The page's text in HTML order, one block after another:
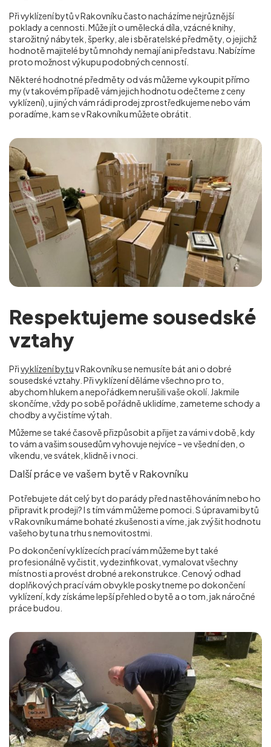
Při vyklízení bytů v Rakovníku často nacházíme nejrůznější
poklady a cennosti. Může jít o umělecká díla, vzácné knihy,
starožitný nábytek, šperky, ale i sběratelské předměty, o jejichž
hodnotě majitelé bytů mnohdy nemají ani představu. Nabízíme
proto možnost výkupu podobných cenností.
Některé hodnotné předměty od vás můžeme vykoupit přímo
my (v takovém případě vám jejich hodnotu odečteme z ceny
vyklízení), u jiných vám rádi prodej zprostředkujeme nebo vám
poradíme, kam sev Rakovníkumůžete obrátit.
Respektujeme sousedské
vztahy
Přivyklízení bytuv Rakovníku se nemusíte bát ani o dobré
sousedské vztahy. Při vyklízení děláme všechno pro to,
abychom hlukem a nepořádkem nerušili vaše okolí. Jakmile
skončíme, vždy po sobě pořádně uklidíme, zameteme schody a
chodby a vyčistíme výtah.
Můžeme se také časově přizpůsobit a přijet za vámi v době, kdy
to vám a vašim sousedům vyhovuje nejvíce – ve všední den, o
víkendu, ve svátek, klidně i v noci.
Další práce ve vašem bytě v Rakovníku
Potřebujete dát celý byt do parády před nastěhováním nebo ho
připravit k prodeji? I s tím vám můžeme pomoci. S úpravami bytů
v Rakovníku máme bohaté zkušenosti a víme, jak zvýšit hodnotu
vašeho bytu na trhu s nemovitostmi.
Po dokončení vyklízecích prací vám můžeme byt také
profesionálně vyčistit, vydezinfikovat, vymalovat všechny
místnosti a provést drobné a rekonstrukce. Cenový odhad
doplňkových prací vám obvykle poskytneme po dokončení
vyklízení, kdy získáme lepší přehled o bytě a o tom, jak náročné
práce budou.